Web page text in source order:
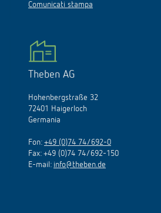
Comunicati stampa
Theben AG
Hohenbergstraße 32
72401 Haigerloch
Germania
Fon: +49 (0)74 74/692-0
Fax: +49 (0)74 74/692-150
E-mail: info@theben.de